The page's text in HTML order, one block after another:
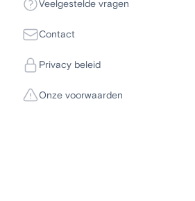
Veelgestelde vragen
Contact
Privacy beleid
Onze voorwaarden